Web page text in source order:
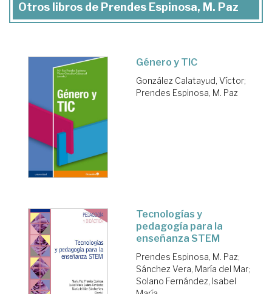
Otros libros de Prendes Espinosa, M. Paz
Género y TIC
González Calatayud, Víctor;
Prendes Espinosa, M. Paz
Tecnologías y
pedagogía para la
enseñanza STEM
Prendes Espinosa, M. Paz;
Sánchez Vera, María del Mar;
Solano Fernández, Isabel